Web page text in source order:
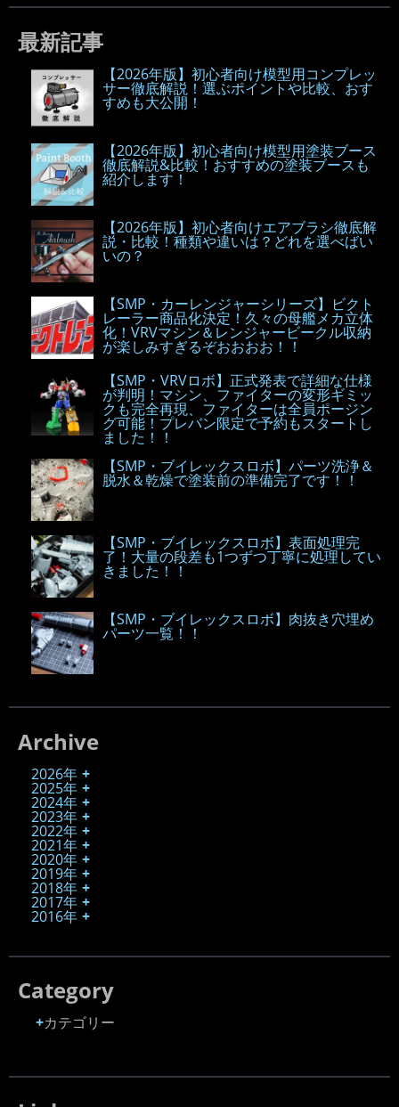
最新記事
【2026年版】初心者向け模型用コンプレッ
サー徹底解説！選ぶポイントや比較、おす
すめも大公開！
【2026年版】初心者向け模型用塗装ブース
徹底解説&比較！おすすめの塗装ブースも
紹介します！
【2026年版】初心者向けエアブラシ徹底解
説・比較！種類や違いは？どれを選べばい
いの？
【SMP・カーレンジャーシリーズ】ビクト
レーラー商品化決定！久々の母艦メカ立体
化！VRVマシン＆レンジャービークル収納
が楽しみすぎるぞおおおお！！
【SMP・VRVロボ】正式発表で詳細な仕様
が判明！マシン、ファイターの変形ギミッ
クも完全再現、ファイターは全員ポージン
グ可能！プレバン限定で予約もスタートし
ました！！
【SMP・ブイレックスロボ】パーツ洗浄＆
脱水＆乾燥で塗装前の準備完了です！！
【SMP・ブイレックスロボ】表面処理完
了！大量の段差も1つずつ丁寧に処理してい
きました！！
【SMP・ブイレックスロボ】肉抜き穴埋め
パーツ一覧！！
Archive
2026年
2025年
2024年
2023年
2022年
2021年
2020年
2019年
2018年
2017年
2016年
Category
カテゴリー